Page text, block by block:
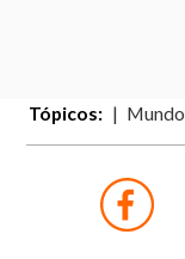
Tópicos: Mundo